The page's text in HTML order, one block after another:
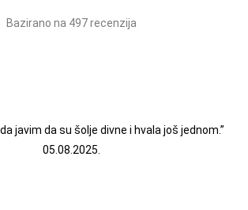
Bazirano na 497 recenzija
javim da su šolje divne i hvala još jednom.”
05.08.2025.